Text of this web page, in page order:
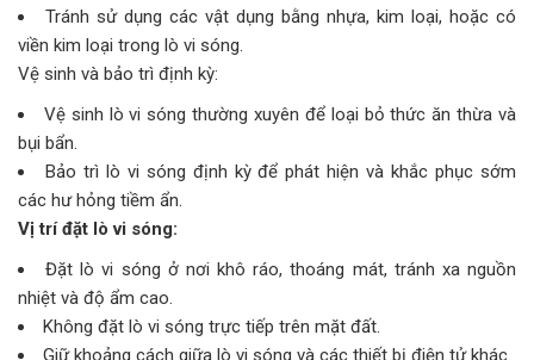
Tránh sử dụng các vật dụng bằng nhựa, kim loại, hoặc có
viền kim loại trong lò vi sóng.
Vệ sinh và bảo trì định kỳ:
Vệ sinh lò vi sóng thường xuyên để loại bỏ thức ăn thừa và
bụi bẩn.
Bảo trì lò vi sóng định kỳ để phát hiện và khắc phục sớm
các hư hỏng tiềm ẩn.
Vị trí đặt lò vi sóng:
Đặt lò vi sóng ở nơi khô ráo, thoáng mát, tránh xa nguồn
nhiệt và độ ẩm cao.
Không đặt lò vi sóng trực tiếp trên mặt đất.
Giữ khoảng cách giữa lò vi sóng và các thiết bị điện tử khác.